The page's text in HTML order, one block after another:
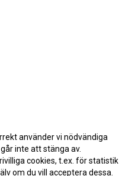
använder vi nödvändiga
inte att stänga av.
cookies, t.ex. för statistik
om du vill acceptera dessa.